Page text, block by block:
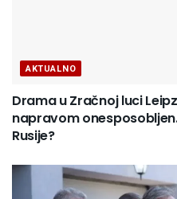
AKTUALNO
Drama u Zračnoj luci
napravom
Rusije?